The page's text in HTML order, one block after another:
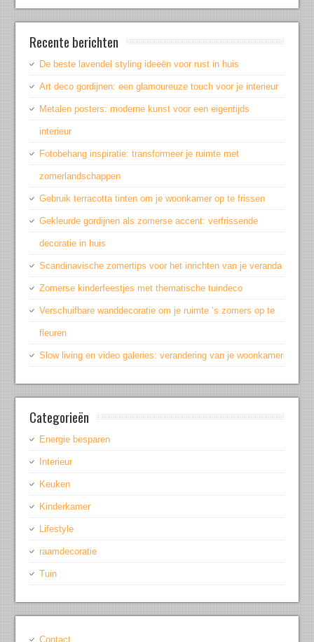
Recente berichten
De beste lavendel styling ideeën voor rust in huis
Art deco gordijnen: een glamoureuze touch voor je interieur
Metalen posters: moderne kunst voor een eigentijds
interieur
Fotobehang inspiratie: transformeer je ruimte met
zomerlandschappen
Gebruik terracotta tinten om je woonkamer op te frissen
Gekleurde gordijnen als zomerse accent: verfrissende
decoratie in huis
Scandinavische zomertips voor het inrichten van je veranda
Zomerse kinderfeestjes met thematische tuindeco
Verschuifbare wanddecoratie om je ruimte ’s zomers op te
fleuren
Slow living en video galeries: verandering van je woonkamer
Categorieën
Energie besparen
Interieur
Keuken
Kinderkamer
Lifestyle
raamdecoratie
Tuin
Contact